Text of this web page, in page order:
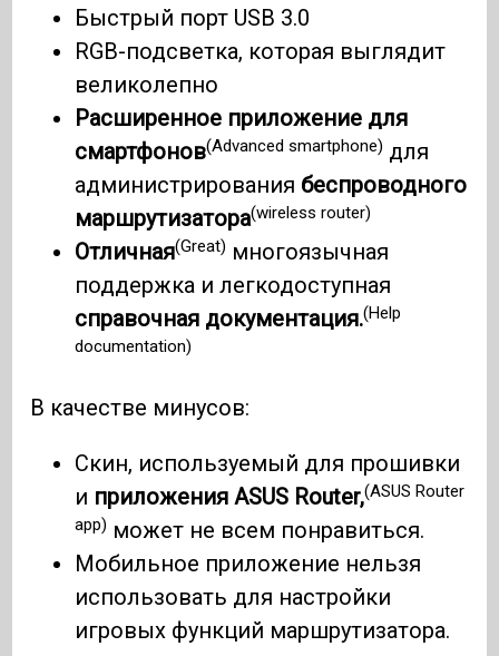
Быстрый порт USB 3.0
RGB-подсветка, которая выглядит
великолепно
Расширенное приложение для
смартфонов(Advanced smartphone) для
администрирования беспроводного
маршрутизатора(wireless router)
Отличная(Great) многоязычная
поддержка и легкодоступная
справочная документация.(Help
documentation)
В качестве минусов:
Скин, используемый для прошивки
и приложения ASUS Router,(ASUS Router
app) может не всем понравиться.
Мобильное приложение нельзя
использовать для настройки
игровых функций маршрутизатора.